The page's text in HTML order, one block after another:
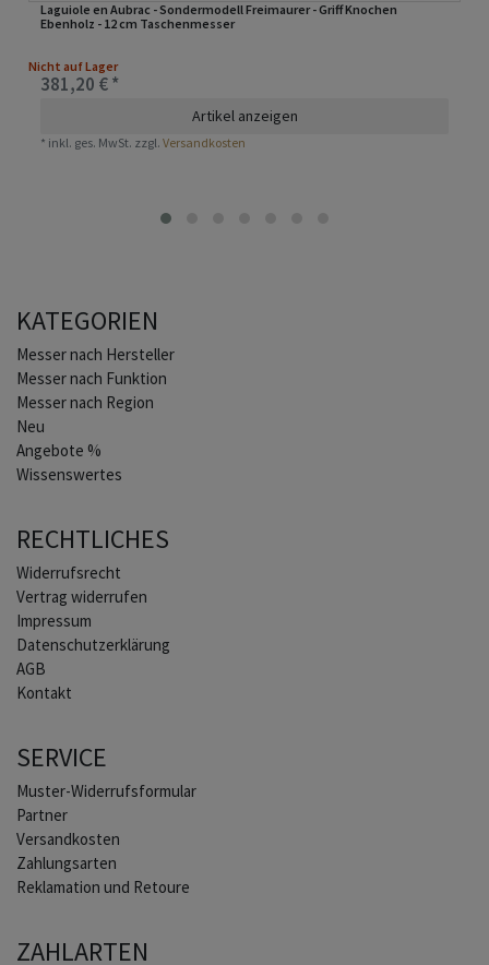
Laguiole en Aubrac - Sondermodell Freimaurer - Griff Knochen
Ebenholz - 12 cm Taschenmesser
Nicht auf Lager
381,20 € *
Artikel anzeigen
* inkl. ges. MwSt. zzgl.Versandkosten
KATEGORIEN
Home
Messer nach Hersteller
Messer nach Funktion
Messer nach Region
Neu
Angebote %
Wissenswertes
RECHTLICHES
Widerrufs­recht
Vertrag widerrufen
Impressum
Daten­schutz­erklärung
AGB
Kontakt
SERVICE
Muster-Widerrufsformular
Partner
Versandkosten
Zahlungsarten
Reklamation und Retoure
ZAHLARTEN